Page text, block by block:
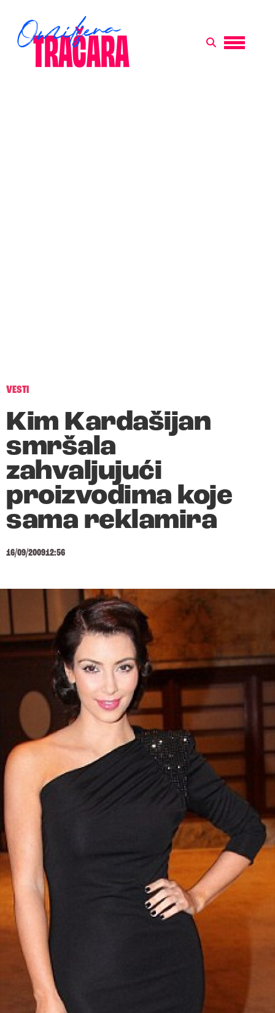
VESTI
Kim Kardašijan
smršala
zahvaljujući
proizvodima koje
sama reklamira
16/09/200912:56